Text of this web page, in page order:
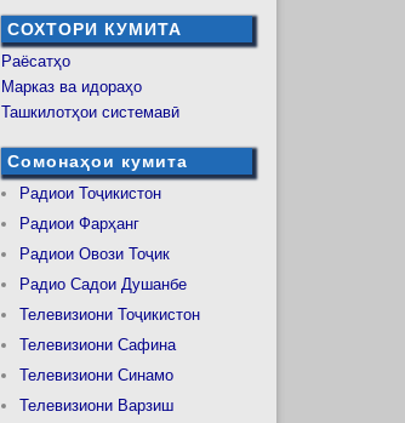
СОХТОРИ КУМИТА
Раёсатҳо
Марказ ва идораҳо
Ташкилотҳои системавӣ
Сомонаҳои кумита
Радиои Тоҷикистон
Радиои Фарҳанг
Радиои Овози Тоҷик
Радио Садои Душанбе
Телевизиони Тоҷикистон
Телевизиони Сафина
Телевизиони Синамо
Телевизиони Варзиш